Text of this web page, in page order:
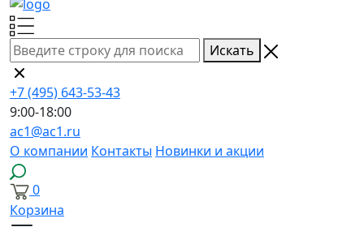
Искать
+7 (495) 643-53-43
9:00-18:00
ac1@ac1.ru
О компании Контакты Новинки и акции
0
Корзина